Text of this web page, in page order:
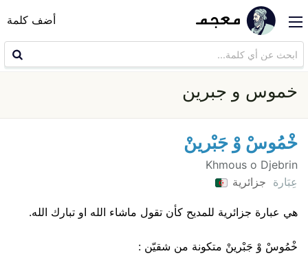
أضف كلمة
خموس و جبرين
خْمُوسْ وْ جَبْرينْ
Khmous o Djebrin
عِبَارة جزائرية
هي عبارة جزائرية للمديح كأن تقول ماشاء الله او تبارك الله.
خْمُوسْ وْ جَبْرينْ متكونة من شقيّن :